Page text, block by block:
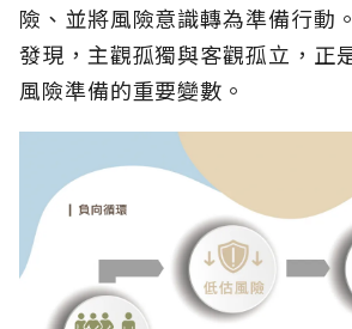
險、並將風險意識轉為準備行動
發現，主觀孤獨與客觀孤立，正
風險準備的重要變數。